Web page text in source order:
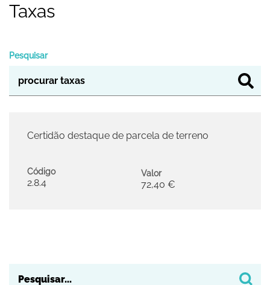
Taxas
Pesquisar
Código
2.8.4
Certidão destaque de parcela de terreno
Valor
72,40 €